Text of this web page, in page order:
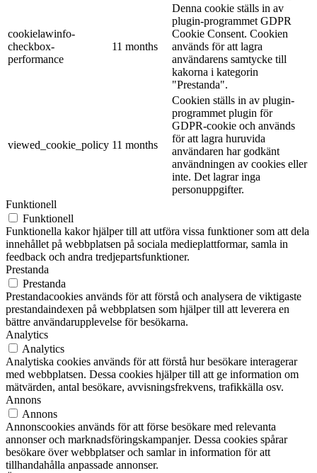
cookielawinfo-
checkbox-
performance
11 months
Denna cookie ställs in av
plugin-programmet GDPR
Cookie Consent. Cookien
används för att lagra
användarens samtycke till
kakorna i kategorin
"Prestanda".
viewed_cookie_policy 11 months
Cookien ställs in av plugin-
programmet plugin för
GDPR-cookie och används
för att lagra huruvida
användaren har godkänt
användningen av cookies eller
inte. Det lagrar inga
personuppgifter.
Funktionell
Funktionell
Funktionella kakor hjälper till att utföra vissa funktioner som att dela
innehållet på webbplatsen på sociala medieplattformar, samla in
feedback och andra tredjepartsfunktioner.
Prestanda
Prestanda
Prestandacookies används för att förstå och analysera de viktigaste
prestandaindexen på webbplatsen som hjälper till att leverera en
bättre användarupplevelse för besökarna.
Analytics
Analytics
Analytiska cookies används för att förstå hur besökare interagerar
med webbplatsen. Dessa cookies hjälper till att ge information om
mätvärden, antal besökare, avvisningsfrekvens, trafikkälla osv.
Annons
Annons
Annonscookies används för att förse besökare med relevanta
annonser och marknadsföringskampanjer. Dessa cookies spårar
besökare över webbplatser och samlar in information för att
tillhandahålla anpassade annonser.